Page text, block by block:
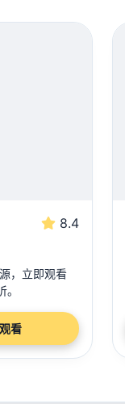
8.4
，立即观看
看